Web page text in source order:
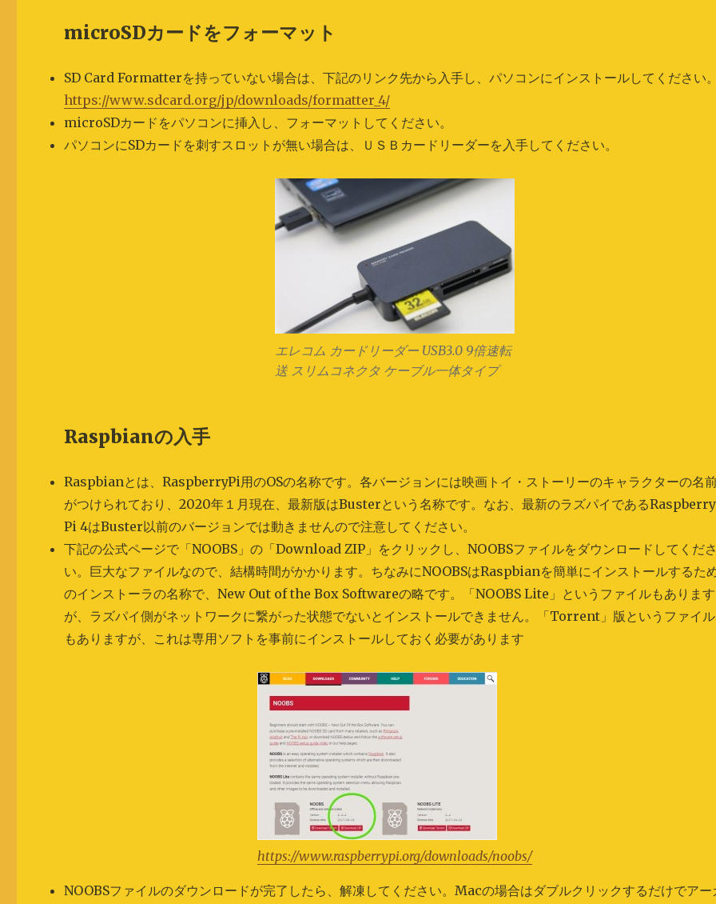
microSDカードをフォーマット
SD Card Formatterを持っていない場合は、下記のリンク先から入手し、パソコンにインストールしてください
https://www.sdcard.org/jp/downloads/formatter_4/
microSDカードをパソコンに挿入し、フォーマットしてください。
パソコンにSDカードを刺すスロットが無い場合は、ＵＳＢカードリーダーを入手してください。
エレコム カードリーダー USB3.0 9倍速転
送 スリムコネクタ ケーブル一体タイプ
Raspbianの入手
Raspbianとは、RaspberryPi用のOSの名称です。各バージョンには映画トイ・ストーリーのキャラクターの名
がつけられており、2020年１月現在、最新版はBusterという名称です。なお、最新のラズパイであるRaspberry
Pi 4はBuster以前のバージョンでは動きませんので注意してください。
下記の公式ページで「NOOBS」の「Download ZIP」をクリックし、NOOBSファイルをダウンロードしてくだ
い。巨大なファイルなので、結構時間がかかります。ちなみにNOOBSはRaspbianを簡単にインストールするた
のインストーラの名称で、New Out of the Box Softwareの略です。「NOOBS Lite」というファイルもあります
が、ラズパイ側がネットワークに繋がった状態でないとインストールできません。「Torrent」版というファイル
もありますが、これは専用ソフトを事前にインストールしておく必要があります
https://www.raspberrypi.org/downloads/noobs/
NOOBSファイルのダウンロードが完了したら、解凍してください。Macの場合はダブルクリックするだけでアー